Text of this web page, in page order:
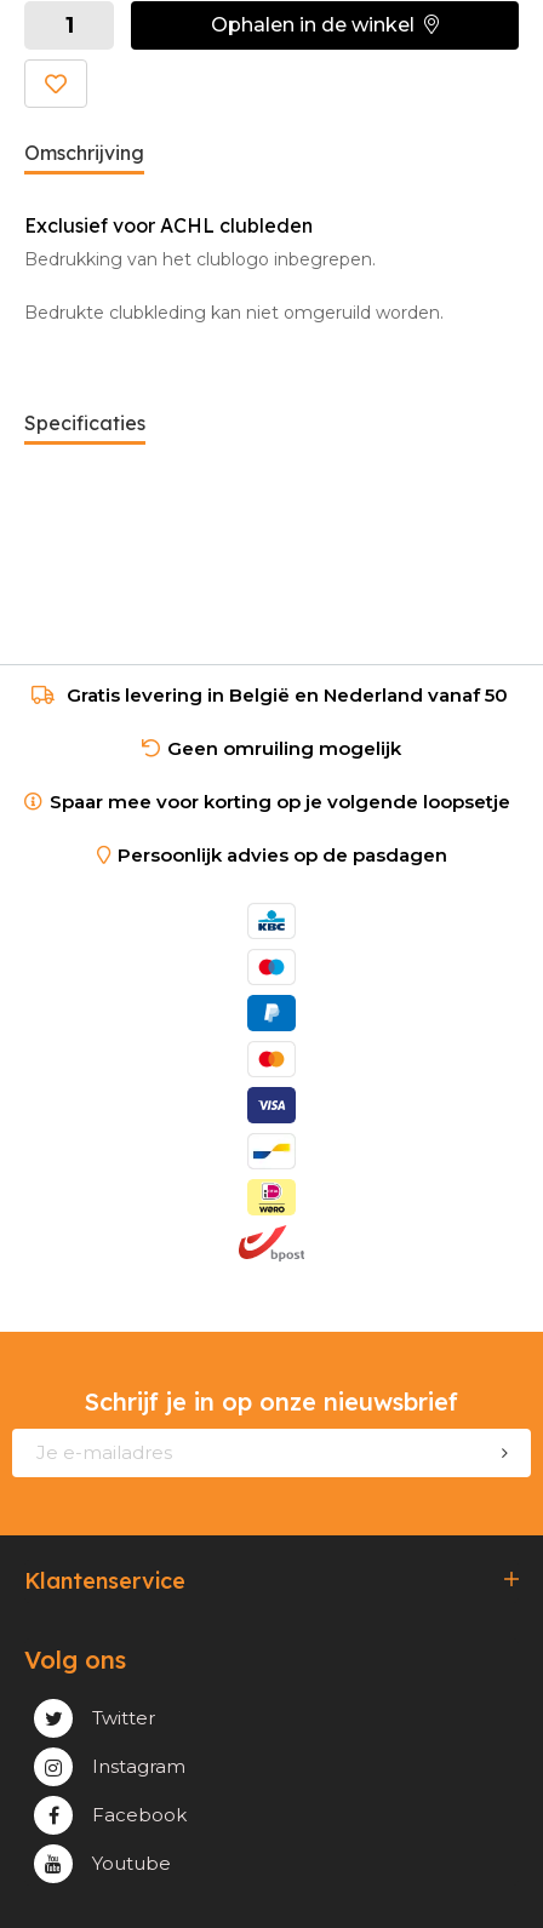
Ophalen in de winkel
Omschrijving
Exclusief voor ACHL clubleden
Bedrukking van het clublogo inbegrepen.
Bedrukte clubkleding kan niet omgeruild worden.
Specificaties
Gratis levering in België en Nederland vanaf 50
Geen omruiling mogelijk
Spaar mee voor korting op je volgende loopsetje
Persoonlijk advies op de pasdagen
Schrijf je in op onze nieuwsbrief
Klantenservice
Verzending & Afhaling
Privacy & cookie beleid
Volg ons
Twitter
Instagram
Facebook
Youtube